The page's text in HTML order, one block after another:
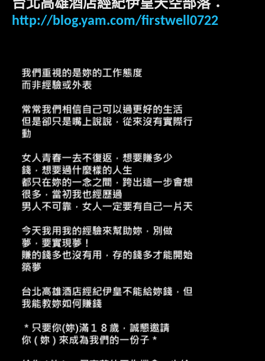
http://blog.yam.com/firstwell0722